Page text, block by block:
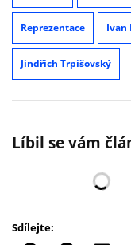
Reprezentace Ivan
Jindřich Trpišovský
Líbil se vám
Sdílejte: